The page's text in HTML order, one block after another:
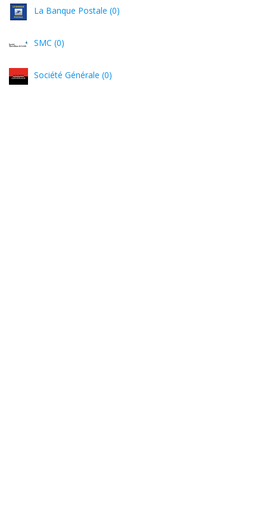
La Banque Postale (0)
SMC (0)
Société Générale (0)